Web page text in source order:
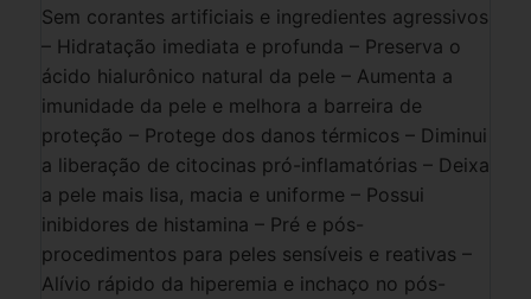
Sem corantes artificiais e ingredientes agressivos
– Hidratação imediata e profunda – Preserva o
ácido hialurônico natural da pele – Aumenta a
imunidade da pele e melhora a barreira de
proteção – Protege dos danos térmicos – Diminui
a liberação de citocinas pró-inflamatórias – Deixa
a pele mais lisa, macia e uniforme – Possui
inibidores de histamina – Pré e pós-
procedimentos para peles sensíveis e reativas –
Alívio rápido da hiperemia e inchaço no pós-